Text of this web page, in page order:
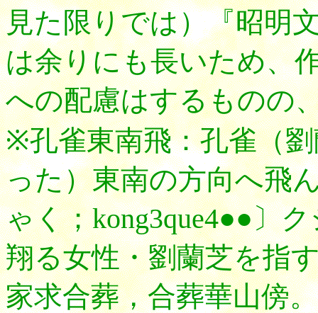
見た限りでは）『昭明
は余りにも長いため、
への配慮はするものの
※孔雀東南飛：孔雀（
った）東南の方向へ飛
ゃく；kong3que4●●〕
翔る女性・劉蘭芝を指
家求合葬，合葬華山傍